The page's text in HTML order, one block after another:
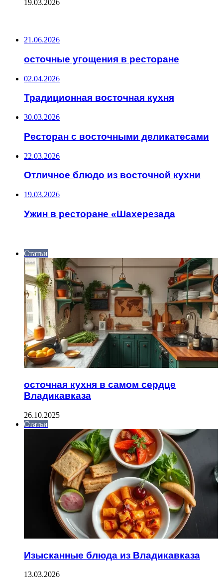
19.03.2026
21.06.2026
осточные угощения в ресторане
02.04.2026
Традиционная восточная кухня
30.03.2026
Ресторан с восточными деликатесами
22.03.2026
Отличное блюдо из восточной кухни
19.03.2026
Ужин в ресторане «Шахерезада
Статьи
осточная кухня в самом сердце
Владикавказа
26.10.2025
Статьи
Изысканные блюда из Владикавказа
13.03.2026